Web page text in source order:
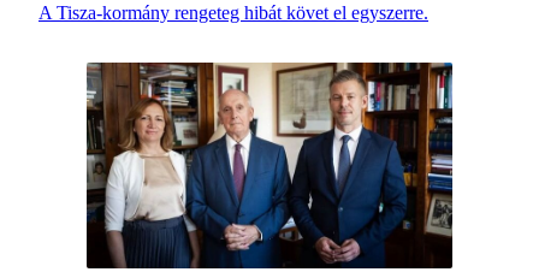
A Tisza-kormány rengeteg hibát követ el egyszerre.